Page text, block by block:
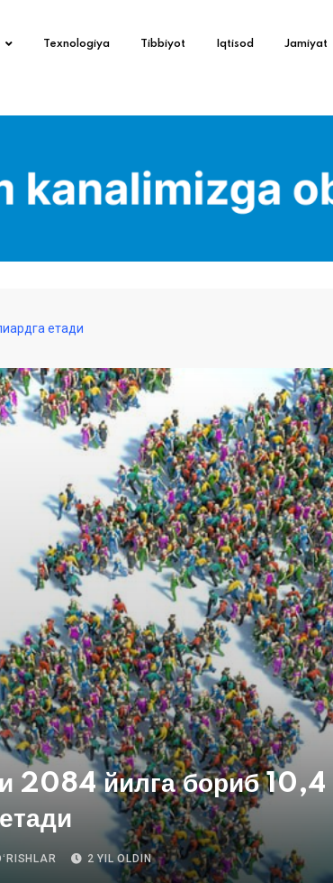
Texnologiya Tibbiyot Iqtisod Jamiyat
етади
2084 йилга бориб 10,4
2 YIL OLDIN